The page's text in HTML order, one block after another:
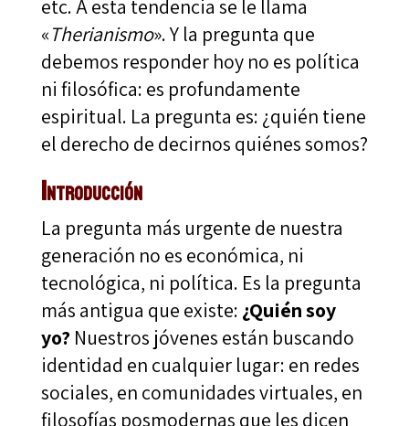
etc. A esta tendencia se le llama
«Therianismo». Y la pregunta que
debemos responder hoy no es política
ni filosófica: es profundamente
espiritual. La pregunta es: ¿quién tiene
el derecho de decirnos quiénes somos?
Introducción
La pregunta más urgente de nuestra
generación no es económica, ni
tecnológica, ni política. Es la pregunta
más antigua que existe: ¿Quién soy
yo? Nuestros jóvenes están buscando
identidad en cualquier lugar: en redes
sociales, en comunidades virtuales, en
filosofías posmodernas que les dicen